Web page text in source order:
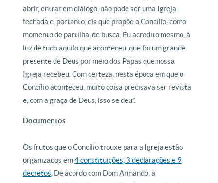
abrir, entrar em diálogo, não pode ser uma Igreja
fechada e, portanto, eis que propõe o Concílio, como
momento de partilha, de busca. Eu acredito mesmo, à
luz de tudo aquilo que aconteceu, que foi um grande
presente de Deus por meio dos Papas que nossa
Igreja recebeu. Com certeza, nesta época em que o
Concílio aconteceu, muito coisa precisava ser revista
e, com a graça de Deus, isso se deu”.
Documentos
Os frutos que o Concílio trouxe para a Igreja estão
organizados em4 constituições, 3 declarações e 9
decretos . De acordo com Dom Armando, a